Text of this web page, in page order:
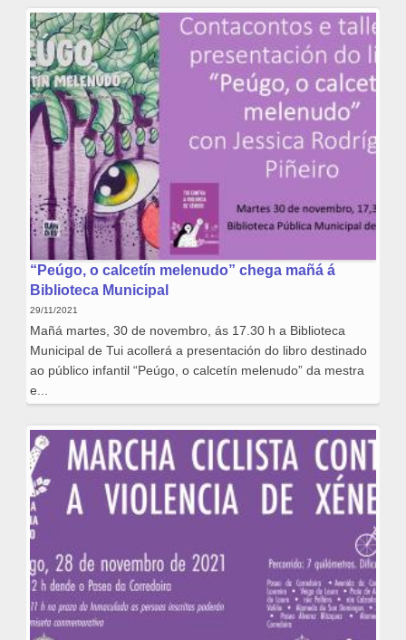
“Peúgo, o calcetín melenudo” chega mañá á
Biblioteca Municipal
29/11/2021
Mañá martes, 30 de novembro, ás 17.30 h a Biblioteca
Municipal de Tui acollerá a presentación do libro destinado
ao público infantil “Peúgo, o calcetín melenudo” da mestra
e...